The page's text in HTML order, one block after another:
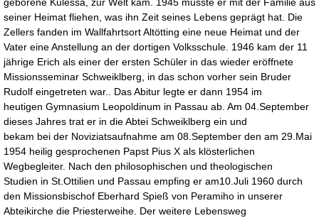
geborene Kulessa, zur Welt kam. 1945 musste er mit der Familie aus
seiner Heimat fliehen, was ihn Zeit seines Lebens geprägt hat. Die
Zellers fanden im Wallfahrtsort Altötting eine neue Heimat und der
Vater eine Anstellung an der dortigen Volksschule. 1946 kam der 11
jährige Erich als einer der ersten Schüler in das wieder eröffnete
Missionsseminar Schweiklberg, in das schon vorher sein Bruder
Rudolf eingetreten war.. Das Abitur legte er dann 1954 im
heutigen Gymnasium Leopoldinum in Passau ab. Am 04.September
dieses Jahres trat er in die Abtei Schweiklberg ein und
bekam bei der Noviziatsaufnahme am 08.September den am 29.Mai
1954 heilig gesprochenen Papst Pius X als klösterlichen
Wegbegleiter. Nach den philosophischen und theologischen
Studien in St.Ottilien und Passau empfing er am10.Juli 1960 durch
den Missionsbischof Eberhard Spieß von Peramiho in unserer
Abteikirche die Priesterweihe. Der weitere Lebensweg